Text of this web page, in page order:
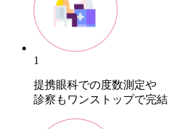
1
提携眼科での度数測定や
診察もワンストップで完結